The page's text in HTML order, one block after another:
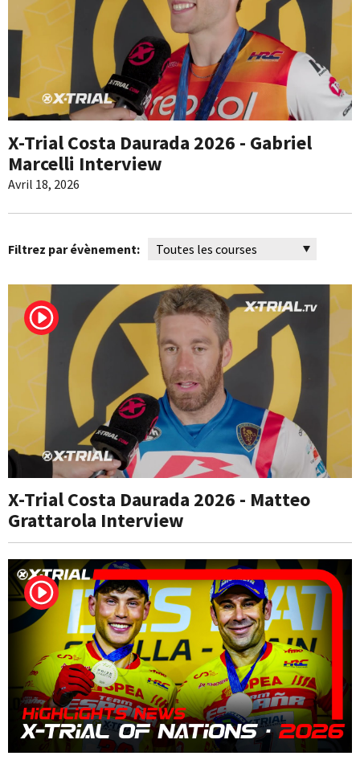
X-Trial Costa Daurada 2026 - Gabriel
Marcelli Interview
Avril 18, 2026
Filtrez par évènement:
X-Trial Costa Daurada 2026 - Matteo
Grattarola Interview